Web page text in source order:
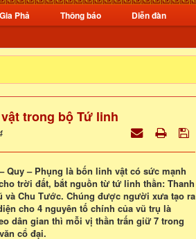
Gia Phả Thông báo Diễn đàn
trong bộ Tứ linh
Quy – Phụng là bốn linh vật có sức mạnh
trời đất, bắt nguồn từ tứ linh thần: Thanh
và Chu Tước. Chúng được người xưa tạo ra
cho 4 nguyên tố chính của vũ trụ là
dân gian thì mỗi vị thần trấn giữ 7 trong
cổ đại.